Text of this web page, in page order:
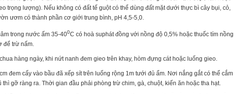
trọng lượng). Nếu không có đất tế guột có thể dùng đất mặt dưới thực bì cây bụi, cỏ,
ươm có thành phần cơ giới trung bình, pH 4,5-5,0.
trong nước ấm 35-400C có hoà suphát đồng với nồng độ 0,5% hoặc thuốc tím nồng
để trừ nấm.
hàng ngày, khi nứt nanh đem gieo trên khay, hòm đựng cát hoặc luống gieo.
đem cấy vào bầu đã xếp sít trên luống rộng 1m tưới đủ ẩm. Nơi nắng gắt có thể cắm
thì gỡ ràng ra. Thời gian đầu phải phòng trừ chim, gà, chuột, kiến ăn hoặc tha hạt.